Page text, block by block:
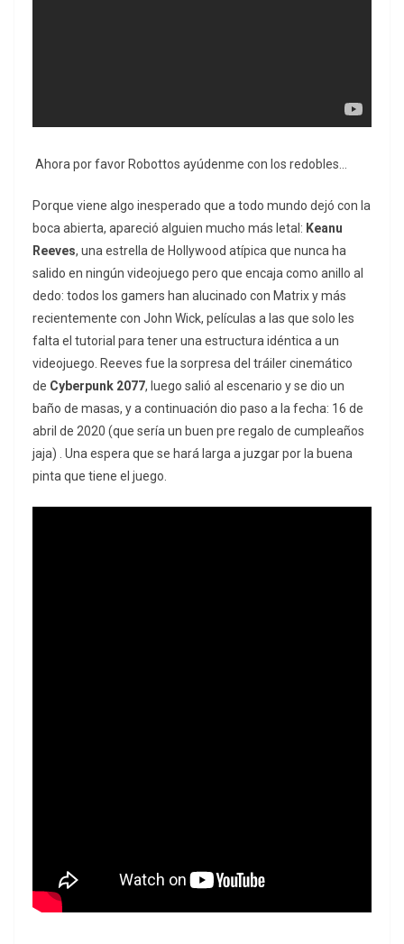
Ahora por favor Robottos ayúdenme con los redobles…
Porque viene algo inesperado que a todo mundo dejó con la
boca abierta, apareció alguien mucho más letal: Keanu
Reeves, una estrella de Hollywood atípica que nunca ha
salido en ningún videojuego pero que encaja como anillo al
dedo: todos los gamers han alucinado con Matrix y más
recientemente con John Wick, películas a las que solo les
falta el tutorial para tener una estructura idéntica a un
videojuego. Reeves fue la sorpresa del tráiler cinemático
de Cyberpunk 2077, luego salió al escenario y se dio un
baño de masas, y a continuación dio paso a la fecha: 16 de
abril de 2020 (que sería un buen pre regalo de cumpleaños
jaja) . Una espera que se hará larga a juzgar por la buena
pinta que tiene el juego.